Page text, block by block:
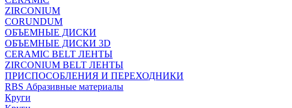
ZIRCONIUM
СORUNDUM
ОБЪЕМНЫЕ ДИСКИ
ОБЪЕМНЫЕ ДИСКИ 3D
CERAMIC BELT ЛЕНТЫ
ZIRCONIUM BELT ЛЕНТЫ
ПРИСПОСОБЛЕНИЯ И ПЕРЕХОДНИКИ
RBS Абразивные материалы
Круги